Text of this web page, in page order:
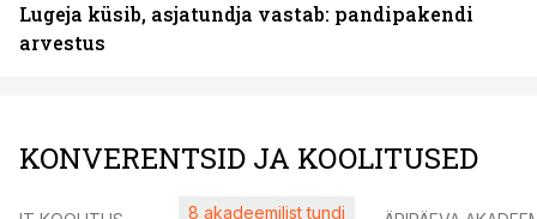
Lugeja küsib, asjatundja vastab: pandipakendi
arvestus
KONVERENTSID JA KOOLITUSED
8 akadeemilist tundi